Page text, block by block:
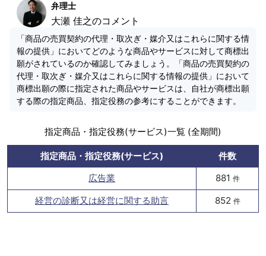
弁理士
大瀬 佳之のコメント
「商品の売買契約の代理・取次ぎ・媒介又はこれらに関する情
報の提供」においてどのような商品やサービスに対して商標出
願がされているのか確認してみましょう。「商品の売買契約の
代理・取次ぎ・媒介又はこれらに関する情報の提供」において
商標出願の際に指定された商品やサービスは、自社が商標出願
する際の指定商品、指定役務の参考にすることができます。
指定商品・指定役務(サービス)一覧 (全期間)
指定商品・指定役務(サービス)
件数
広告業
881 件
経営の診断又は経営に関する助言 852 件